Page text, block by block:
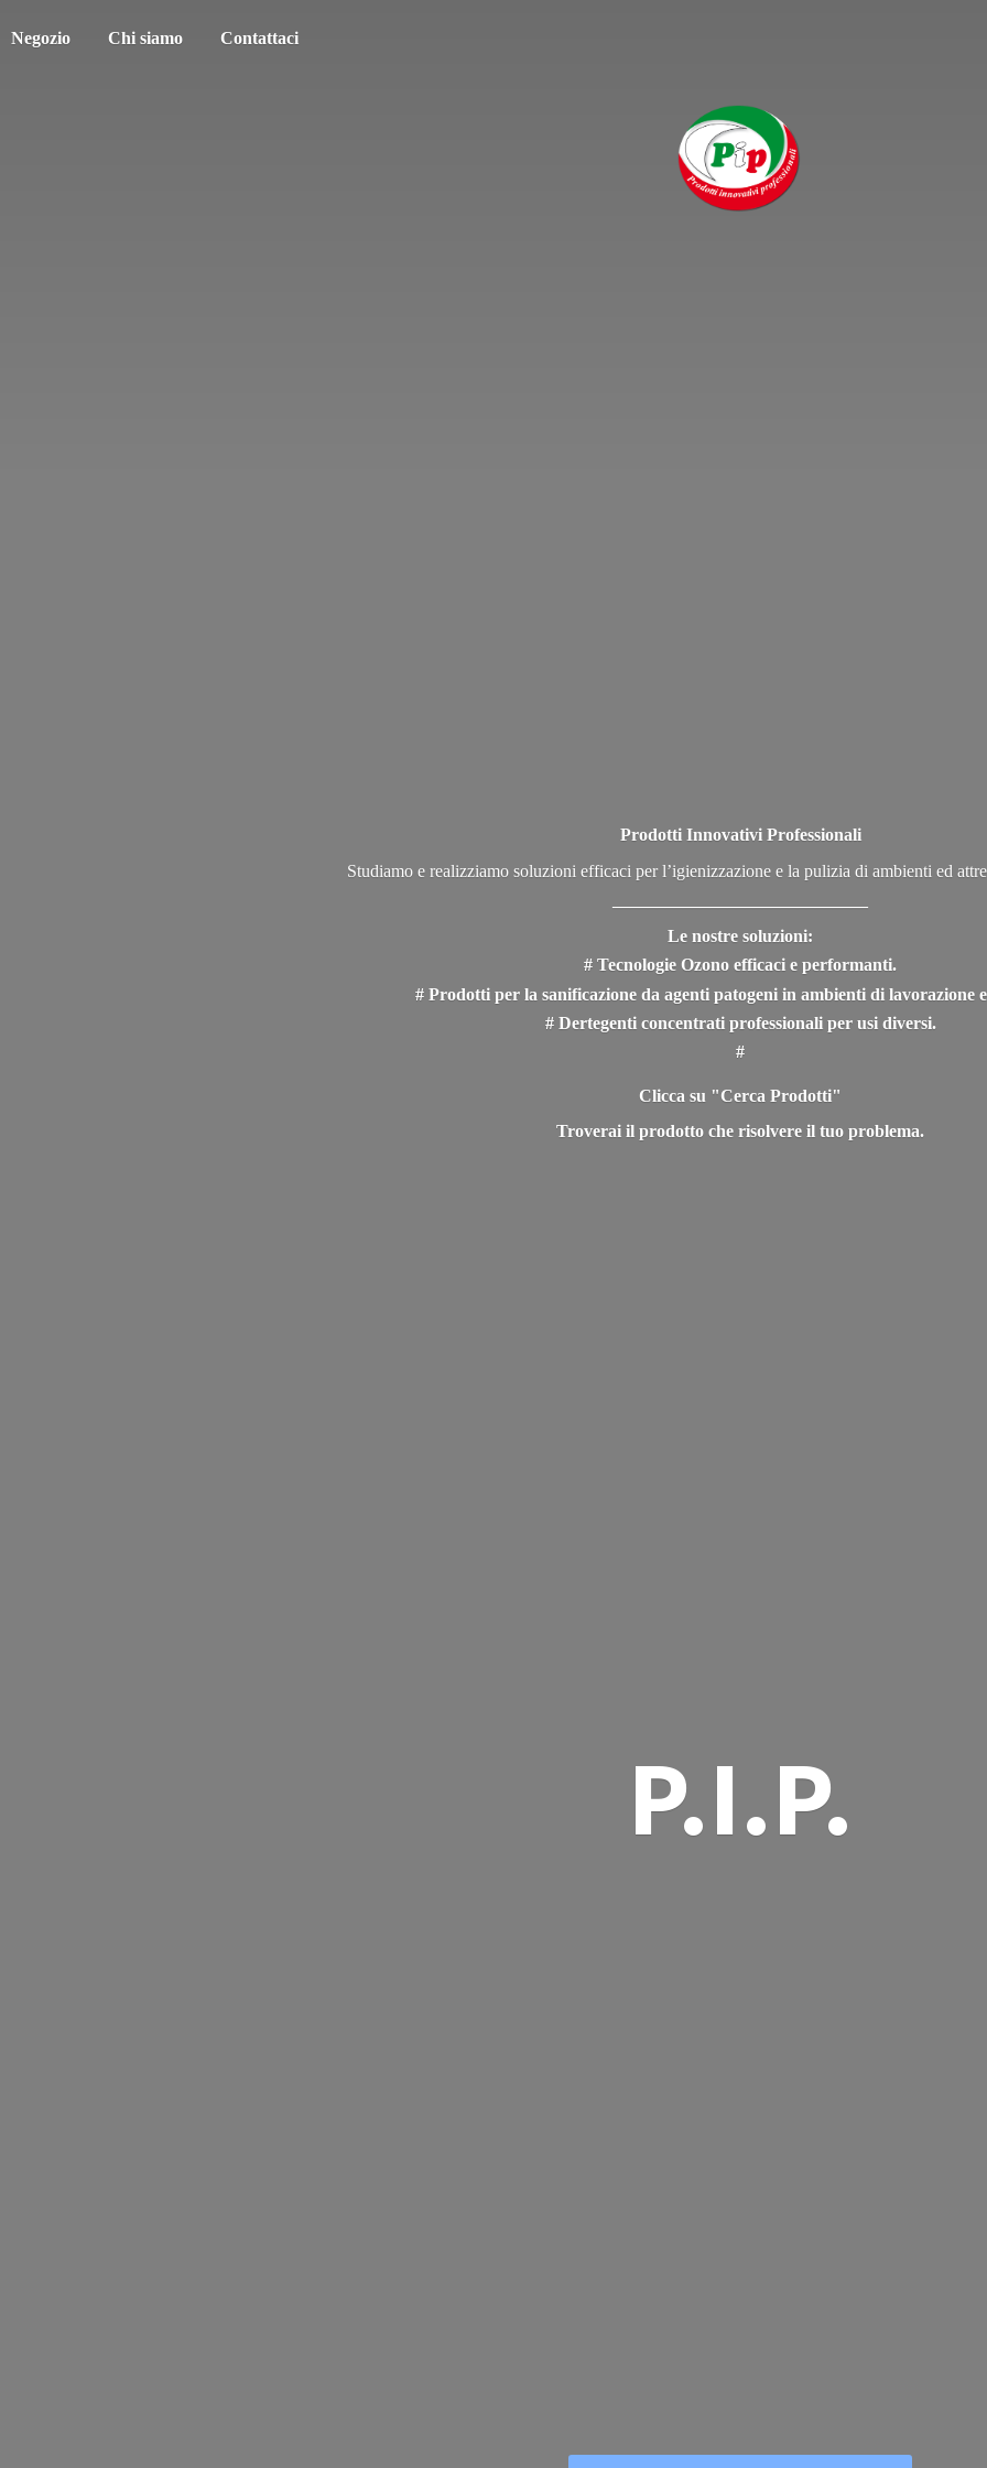
Negozio Chi siamo Contattaci
P.I.P.
Prodotti Innovativi Professionali
Studiamo e realizziamo soluzioni efficaci per l’igienizzazione e la pulizia di ambienti ed
Le nostre soluzioni:
# Tecnologie Ozono efficaci e performanti.
# Prodotti per la sanificazione da agenti patogeni in ambienti di lavorazione
# Dertegenti concentrati professionali per usi diversi.
#
Clicca su "Cerca Prodotti"
Troverai il prodotto che risolvere il tuo problema.